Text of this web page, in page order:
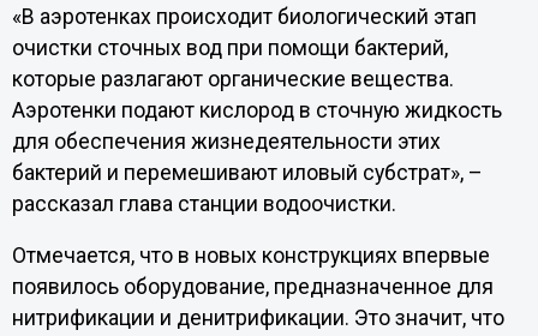
«В аэротенках происходит биологический этап
очистки сточных вод при помощи бактерий,
которые разлагают органические вещества.
Аэротенки подают кислород в сточную жидкость
для обеспечения жизнедеятельности этих
бактерий и перемешивают иловый субстрат», –
рассказал глава станции водоочистки.
Отмечается, что в новых конструкциях впервые
появилось оборудование, предназначенное для
нитрификации и денитрификации. Это значит, что